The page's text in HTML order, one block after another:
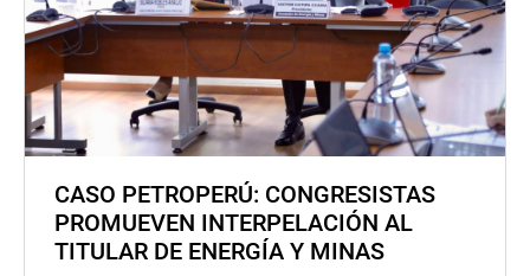
CASO PETROPERÚ: CONGRESISTAS
PROMUEVEN INTERPELACIÓN AL
TITULAR DE ENERGÍA Y MINAS